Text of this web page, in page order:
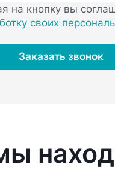
на кнопку вы
своих
Заказать звонок